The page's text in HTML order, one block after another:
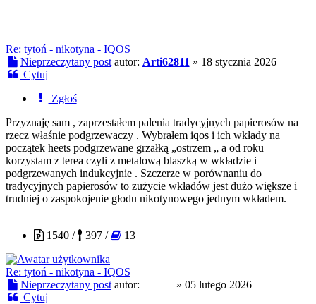
Re: tytoń - nikotyna - IQOS
Nieprzeczytany post autor: Arti62811 » 18 stycznia 2026
Cytuj
Zgłoś
Przyznaję sam , zaprzestałem palenia tradycyjnych papierosów na
rzecz właśnie podgrzewaczy . Wybrałem iqos i ich wkłady na
początek heets podgrzewane grzałką „ostrzem „ a od roku
korzystam z terea czyli z metalową blaszką w wkładzie i
podgrzewanych indukcyjnie . Szczerze w porównaniu do
tradycyjnych papierosów to zużycie wkładów jest dużo większe i
trudniej o zaspokojenie głodu nikotynowego jednym wkładem.
1540 /
397 / 13
Re: tytoń - nikotyna - IQOS
Nieprzeczytany post autor: » 05 lutego 2026
Cytuj